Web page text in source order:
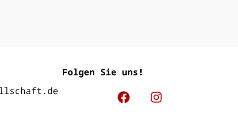
Folgen Sie uns!